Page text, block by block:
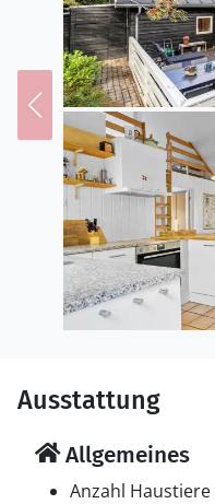
Ausstattung
Allgemeines
Anzahl